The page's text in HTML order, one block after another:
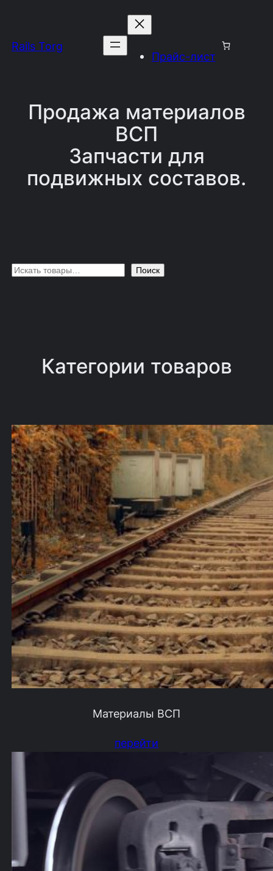
содержимому
Rails Torg
Прайс-лист
Продажа материалов
ВСП
Запчасти для
подвижных составов.
П
Поиск
Категории товаров
Материалы ВСП
перейти